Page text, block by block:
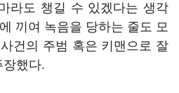
라도 챙길 수 있겠다는 생각
끼여 녹음을 당하는 줄도 모
건의 주범 혹은 키맨으로 잘
장했다.